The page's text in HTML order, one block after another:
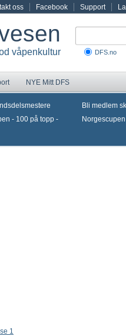
oss Facebook Support
våpenkultur DFS.no
NYE Mitt DFS
- 100 på topp -
Bli medlem
Norgescupen
1